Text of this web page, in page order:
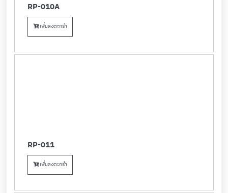
RP-010A
เพิ่มลงตะกร้า
RP-011
เพิ่มลงตะกร้า